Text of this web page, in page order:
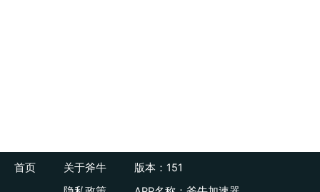
首页
关于斧牛
版本：151